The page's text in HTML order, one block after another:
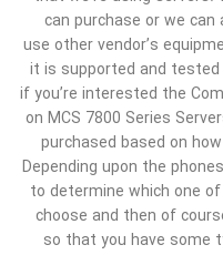
can purchase or we can
use other vendor’s
it is supported and tested
if you’re interested the
on MCS 7800 Series
purchased based on
Depending upon the
to determine which one
choose and then of
so that you have some